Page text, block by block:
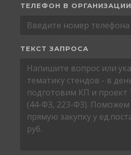
ТЕЛЕФОН В ОРГАНИЗАЦИИ
ТЕКСТ ЗАПРОСА